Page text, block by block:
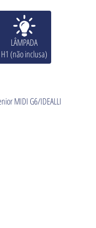
LÂMPADA
H1 (não inclusa)
MIDI G6/IDEALLI